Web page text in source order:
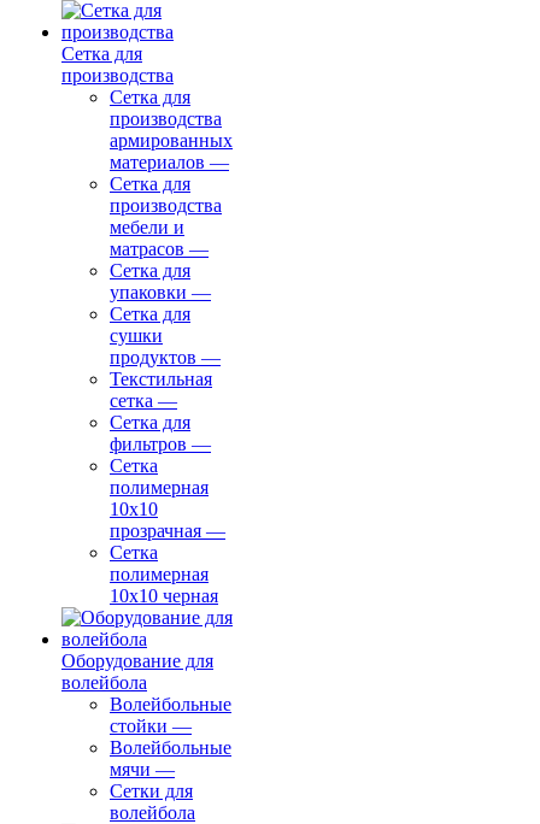
Сетка для
производства
Сетка для
производства
армированных
материалов —
Сетка для
производства
мебели и
матрасов —
Сетка для
упаковки —
Сетка для
сушки
продуктов —
Текстильная
сетка —
Сетка для
фильтров —
Сетка
полимерная
10х10
прозрачная —
Сетка
полимерная
10х10 черная
Оборудование для
волейбола
Волейбольные
стойки —
Волейбольные
мячи —
Сетки для
волейбола